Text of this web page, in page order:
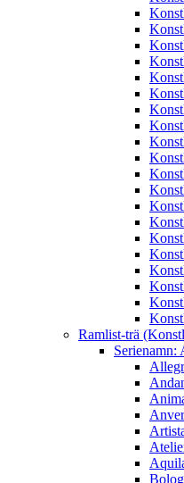
Ramlist-trä
Serienamn: